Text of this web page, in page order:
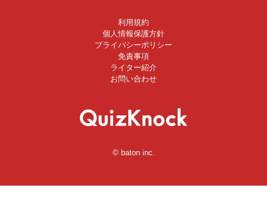
利用規約
個人情報保護方針
プライバシーポリシー
免責事項
ライター紹介
お問い合わせ
© baton inc.